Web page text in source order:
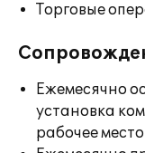
Торговые
Ежемесячно
установка
рабочее